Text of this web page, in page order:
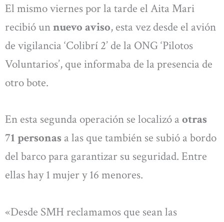
El mismo viernes por la tarde el Aita Mari
recibió unnuevo aviso, esta vez desde el avión
de vigilancia ‘Colibrí 2’ de la ONG ‘Pilotos
Voluntarios’, que informaba de la presencia de
otro bote.
En esta segunda operación se localizó a otras
71 personas a las que también se subió a bordo
del barco para garantizar su seguridad. Entre
ellas hay 1 mujer y 16 menores.
«Desde SMH reclamamos que sean las